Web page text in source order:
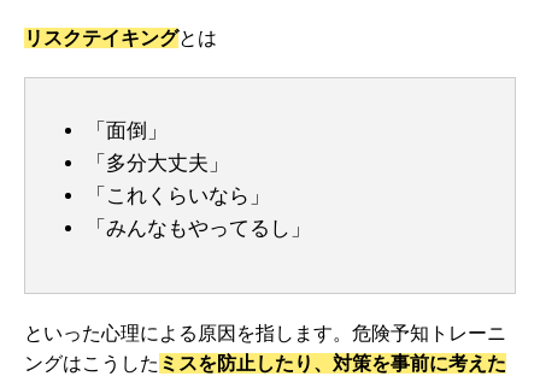
リスクテイキングとは
「面倒」
「多分大丈夫」
「これくらいなら」
「みんなもやってるし」
といった心理による原因を指します。危険予知トレーニ
ングはこうした ミスを防止したり、対策を事前に考えた